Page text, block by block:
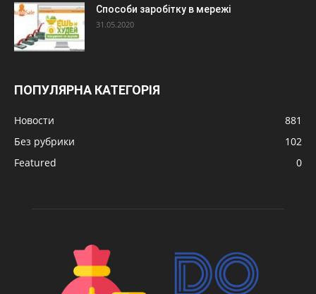
Способи заробітку в мережі
31.05.2020
ПОПУЛЯРНА КАТЕГОРІЯ
Новости
881
Без рубрики
102
Featured
0